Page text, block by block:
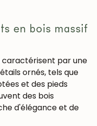
en bois massif
caractérisent par une
ornés, tels que
et des pieds
des bois
d'élégance et de